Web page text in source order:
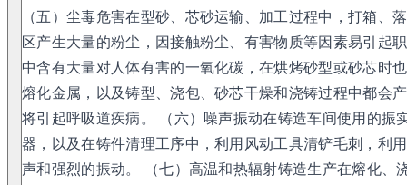
（五）尘毒危害在型砂、芯砂运输、加工过程中，打箱、
区产生大量的粉尘，因接触粉尘、有害物质等因素易引起
中含有大量对人体有害的一氧化碳，在烘烤砂型或砂芯时
熔化金属，以及铸型、浇包、砂芯干燥和浇铸过程中都会
将引起呼吸道疾病。 （六）噪声振动在铸造车间使用的振
器，以及在铸件清理工序中，利用风动工具清铲毛刺，利
声和强烈的振动。 （七）高温和热辐射铸造生产在熔化、